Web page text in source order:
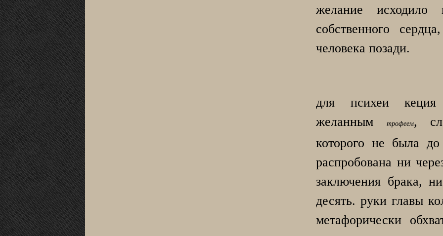
желание исходило
собственного
человека позади.
для психеи
желанным
трофеем,
которого не была
распробована ни
заключения брака,
десять. руки главы
метафорически